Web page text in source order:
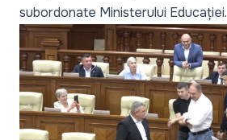
subordonate Ministerului Educației.